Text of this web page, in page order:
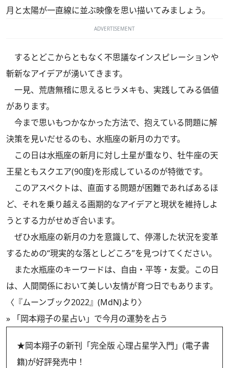
月と太陽が一直線に並ぶ映像を思い描いてみましょう。
ADVERTISEMENT
するとどこからともなく不思議なインスピレーションや
斬新なアイデアが湧いてきます。
一見、荒唐無稽に思えるヒラメキも、実践してみる価値
があります。
今まで思いもつかなかった方法で、抱えている問題に解
決策を見いだせるのも、水瓶座の新月の力です。
この日は水瓶座の新月に対し土星が重なり、牡牛座の天
王星ともスクエア(90度)を形成しているのが特徴です。
このアスペクトは、直面する問題が困難であればあるほ
ど、それを乗り越える画期的なアイデアと現状を維持しよ
うとする力がせめぎ合います。
ぜひ水瓶座の新月の力を意識して、停滞した状況を変革
するための“現実的な落としどころ”を見つけてください。
また水瓶座のキーワードは、自由・平等・友愛。この日
は、人間関係において美しい友情が育つ日でもあります。
〈『ムーンブック2022』(MdN)より〉
»
「岡本翔子の星占い」で今月の運勢を占う
★岡本翔子の新刊「完全版 心理占星学入門」(電子書
籍)が好評発売中！